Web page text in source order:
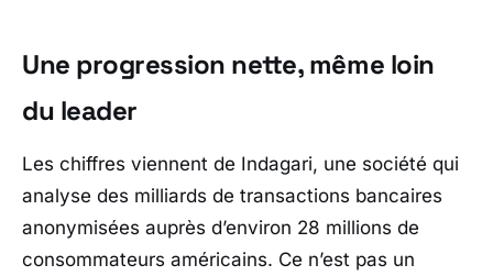
Une progression nette, même loin
du leader
Les chiffres viennent de Indagari, une société qui
analyse des milliards de transactions bancaires
anonymisées auprès d’environ 28 millions de
consommateurs américains. Ce n’est pas un